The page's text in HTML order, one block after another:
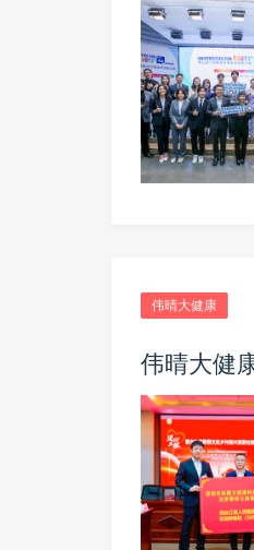
伟晴大健康
伟晴大健